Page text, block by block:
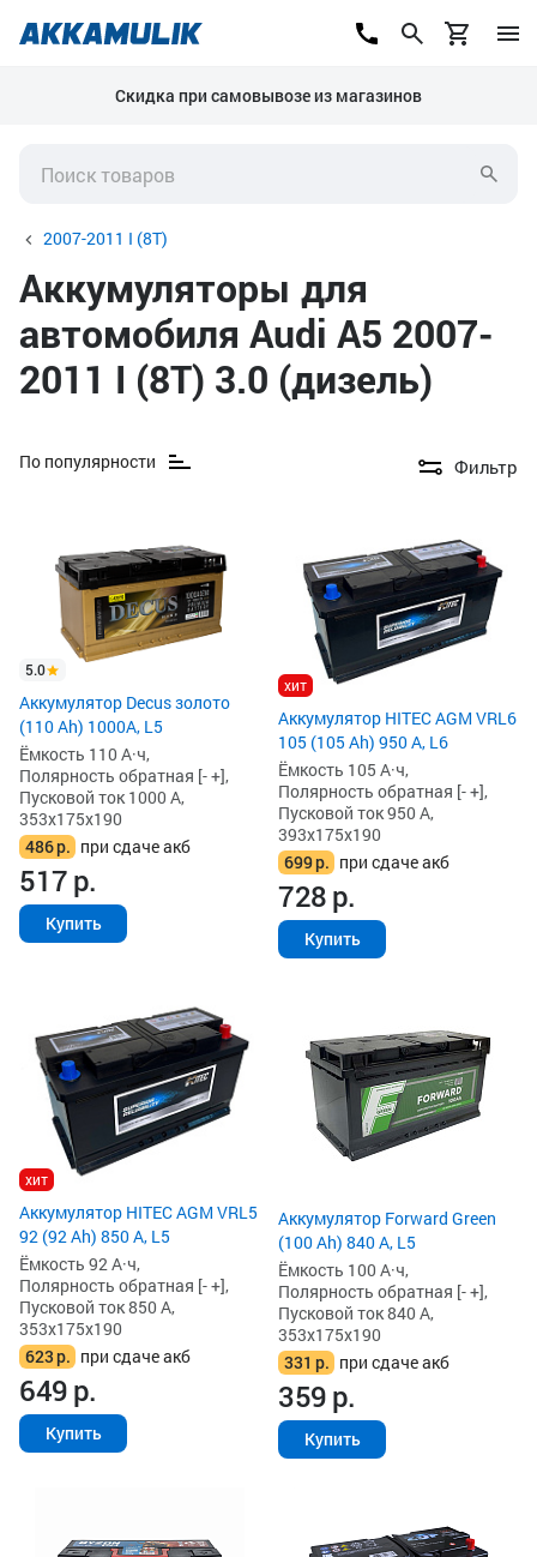
Скидка при самовывозе из магазинов
2007-2011 I (8T)
Аккумуляторы для
автомобиля Audi A5 2007-
2011 I (8T) 3.0 (дизель)
По популярности Фильтр
5.0
Аккумулятор Decus золото
(110 Ah) 1000A, L5
Ёмкость 110 А·ч,
Полярность обратная [- +],
Пусковой ток 1000 А,
353x175x190
486р. при сдаче акб
517р.
Купить
хит
Аккумулятор HITEC AGM VRL6
105 (105 Ah) 950 А, L6
Ёмкость 105 А·ч,
Полярность обратная [- +],
Пусковой ток 950 А,
393x175x190
699р. при сдаче акб
728р.
Купить
хит
Аккумулятор HITEC AGM VRL5
92 (92 Ah) 850 А, L5
Ёмкость 92 А·ч,
Полярность обратная [- +],
Пусковой ток 850 А,
353x175x190
623р. при сдаче акб
649р.
Купить
Аккумулятор Forward Green
(100 Ah) 840 А, L5
Ёмкость 100 А·ч,
Полярность обратная [- +],
Пусковой ток 840 А,
353x175x190
331 р. при сдаче акб
359р.
Купить